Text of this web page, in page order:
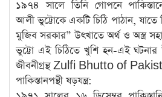
১৯৭৪ সালে তিনি গোপনে
আলী ভুট্টোকে একটি চিঠি পাঠান, যাতে
মুজিব সরকার” উৎখাতে অর্থ ও অস্ত্র
ভুট্টো এই চিঠিতে খুশি হন-এই ঘটনার
জীবনীগ্রন্থ Zulfi Bhutto of
পাকিস্তানপন্থী ষড়যন্ত্র: